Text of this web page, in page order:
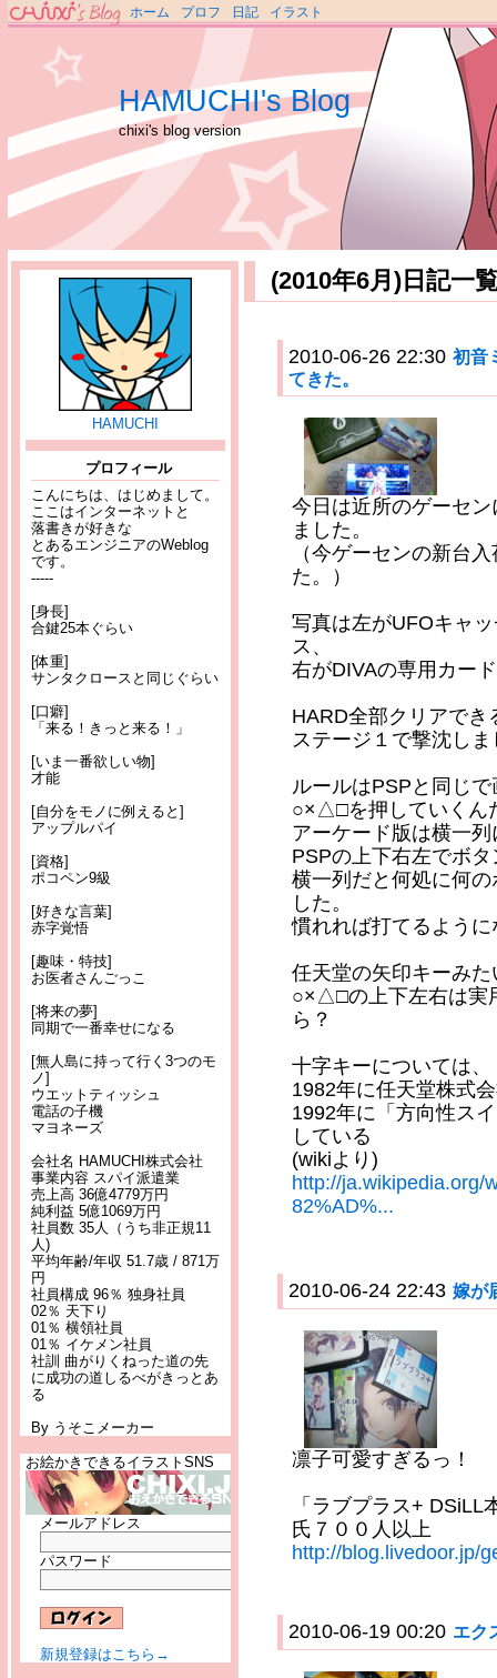
ホーム プロフ 日記 イラスト
HAMUCHI's Blog
chixi's blog version
HAMUCHI
プロフィール
こんにちは、はじめまして。
ここはインターネットと
落書きが好きな
とあるエンジニアのWeblog
です。
-----
[身長]
合鍵25本ぐらい
[体重]
サンタクロースと同じぐらい
[口癖]
「来る！きっと来る！」
[いま一番欲しい物]
才能
[自分をモノに例えると]
アップルパイ
[資格]
ポコペン9級
[好きな言葉]
赤字覚悟
[趣味・特技]
お医者さんごっこ
[将来の夢]
同期で一番幸せになる
[無人島に持って行く3つのモ
ノ]
ウエットティッシュ
電話の子機
マヨネーズ
会社名 HAMUCHI株式会社
事業内容 スパイ派遣業
売上高 36億4779万円
純利益 5億1069万円
社員数 35人（うち非正規11
人)
平均年齢/年収 51.7歳 / 871万
円
社員構成 96％ 独身社員
02％ 天下り
01％ 横領社員
01％ イケメン社員
社訓 曲がりくねった道の先
に成功の道しるべがきっとあ
る
By うそこメーカー
お絵かきできるイラストSNS
メールアドレス
パスワード
新規登録はこちら→
(2010年6月)日記一
2010-06-26 22:30 初音
てきた。
今日は近所のゲーセ
ました。
（今ゲーセンの新台
た。）
写真は左がUFOキャ
ス、
右がDIVAの専用カー
HARD全部クリアで
ステージ１で撃沈し
ルールはPSPと同じ
○×△□を押していくん
アーケード版は横一
PSPの上下右左でボ
横一列だと何処に何
した。
慣れれば打てるよう
任天堂の矢印キーみ
○×△□の上下左右は実
ら？
十字キーについては、
1982年に任天堂株式
1992年に「方向性ス
している
(wikiより)
http://ja.wikipedia.org/
82%AD%...
2010-06-24 22:43 嫁が
凛子可愛すぎるっ！
「ラブプラス+
氏７００人以上
http://blog.livedoor.jp/
2010-06-19 00:20 エク